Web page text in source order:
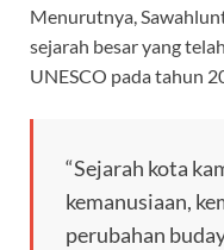
Menurutnya,
sejarah besar yang
UNESCO pada tahun
“Sejarah kota
kemanusiaan,
perubahan